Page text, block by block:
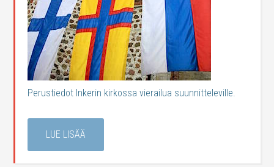
Perustiedot Inkerin kirkossa vierailua suunnitteleville.
LUE LISÄÄ